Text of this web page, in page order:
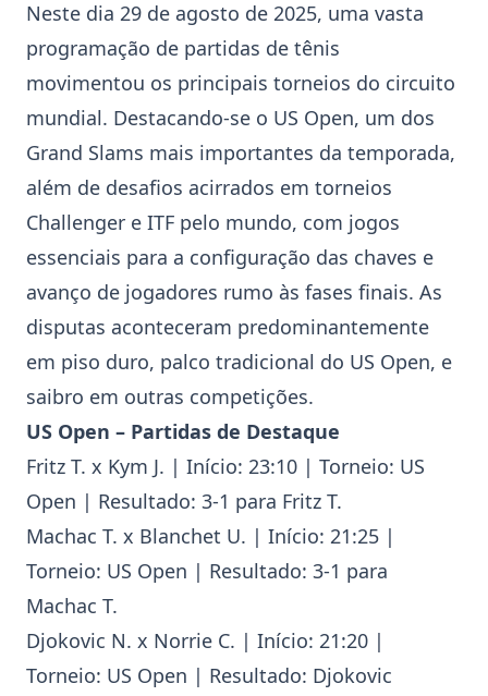
Neste dia 29 de agosto de 2025, uma vasta
programação de partidas de tênis
movimentou os principais torneios do circuito
mundial. Destacando-se o US Open, um dos
Grand Slams mais importantes da temporada,
além de desafios acirrados em torneios
Challenger e ITF pelo mundo, com jogos
essenciais para a configuração das chaves e
avanço de jogadores rumo às fases finais. As
disputas aconteceram predominantemente
em piso duro, palco tradicional do US Open, e
saibro em outras competições.
US Open – Partidas de Destaque
Fritz T. x Kym J. | Início: 23:10 | Torneio: US
Open | Resultado: 3-1 para Fritz T.
Machac T. x Blanchet U. | Início: 21:25 |
Torneio: US Open | Resultado: 3-1 para
Machac T.
Djokovic N. x Norrie C. | Início: 21:20 |
Torneio: US Open | Resultado: Djokovic